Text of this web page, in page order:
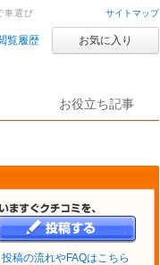
サイトマップ
覧履歴 お気に入り
お役立ち記事
車選び
投稿の流れやFAQはこちら